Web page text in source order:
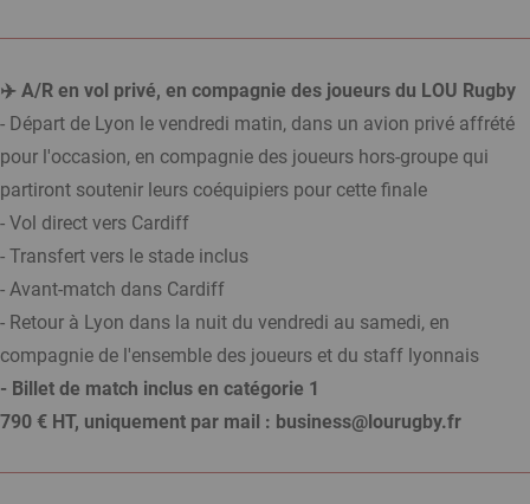
✈️ A/R en vol privé, en compagnie des joueurs du LOU Rugby
- Départ de Lyon le vendredi matin, dans un avion privé affrété
pour l'occasion, en compagnie des joueurs hors-groupe qui
partiront soutenir leurs coéquipiers pour cette finale
- Vol direct vers Cardiff
- Transfert vers le stade inclus
- Avant-match dans Cardiff
- Retour à Lyon dans la nuit du vendredi au samedi, en
compagnie de l'ensemble des joueurs et du staff lyonnais
- Billet de match inclus en catégorie 1
790 € HT, uniquement par mail : business@lourugby.fr